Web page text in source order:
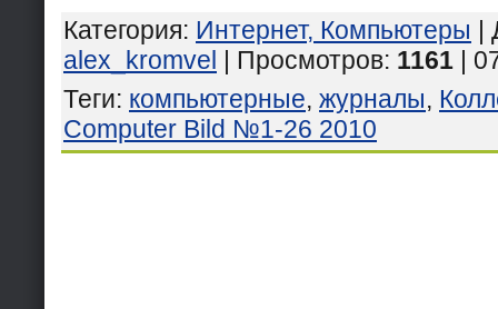
Категория: Интернет, Компьютеры |
alex_kromvel | Просмотров: 1161 |
Теги: компьютерные, журналы,
Computer Bild №1-26 2010